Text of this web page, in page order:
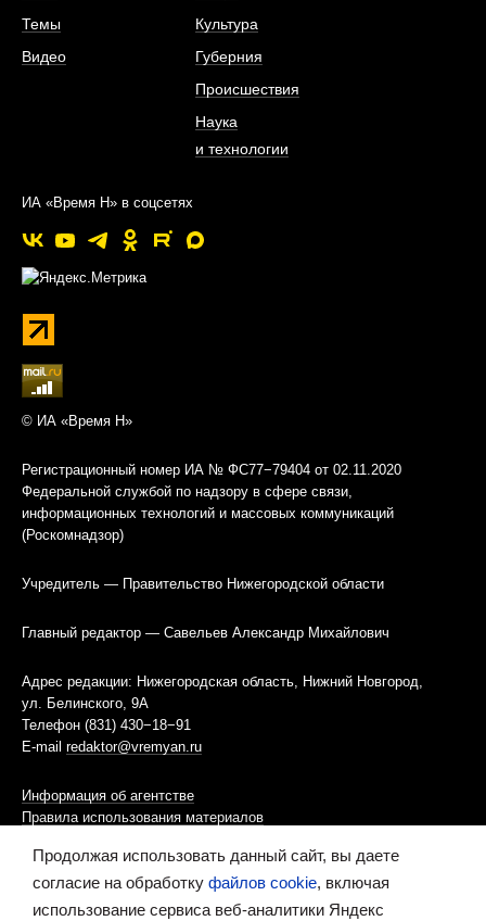
Темы
Видео
Культура
Губерния
Происшествия
Наука
и технологии
ИА «Время Н» в соцсетях
© ИА «Время Н»
Регистрационный номер ИА № ФС77−79404 от 02.11.2020
Федеральной службой по надзору в сфере связи,
информационных технологий и массовых коммуникаций
(Роскомнадзор)
Учредитель — Правительство Нижегородской области
Главный редактор — Савельев Александр Михайлович
Адрес редакции: Нижегородская область, Нижний Новгород,
ул. Белинского, 9А
Телефон (831) 430−18−91
E-mail redaktor@vremyan.ru
Информация об агентстве
Правила использования материалов
Информационная политика использования «cookies»-файлов
Ресурс содержит материалы 16+
Продолжая использовать данный сайт, вы даете
согласие на обработку файлов cookie, включая
использование сервиса веб-аналитики Яндекс